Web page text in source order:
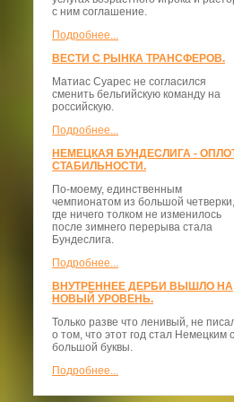
с ним соглашение.
Подробнее...
ВЕСТИ С РЫНКА ТРАНСФЕРОВ.
Матиас Суарес не согласился
сменить бельгийскую команду на
российскую.
Подробнее...
НЕМЕЦКАЯ БУНДЕСЛИГА -
СТАБИЛЬНОСТИ.
По-моему, единственным
чемпионатом из большой четверки,
где ничего толком не изменилось
после зимнего перерыва стала
Бундеслига.
Подробнее...
ВНУТРЕННЕЕ ДЕРБИ ВЫШЛО НА
НОВЫЙ УРОВЕНЬ.
Только разве что ленивый, не
о том, что этот год стал Немецким с
большой буквы.
Подробнее...